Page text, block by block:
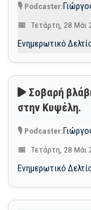
Τετάρτη, 28 Μάι
Ενημερωτικό
Σοβαρή
στην Κυψέλη.
Τετάρτη, 28 Μάι
Ενημερωτικό